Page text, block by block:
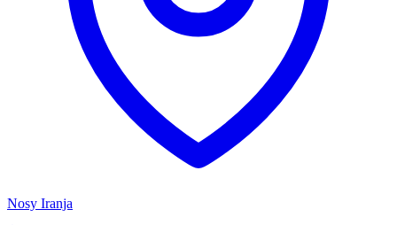
Nosy Iranja